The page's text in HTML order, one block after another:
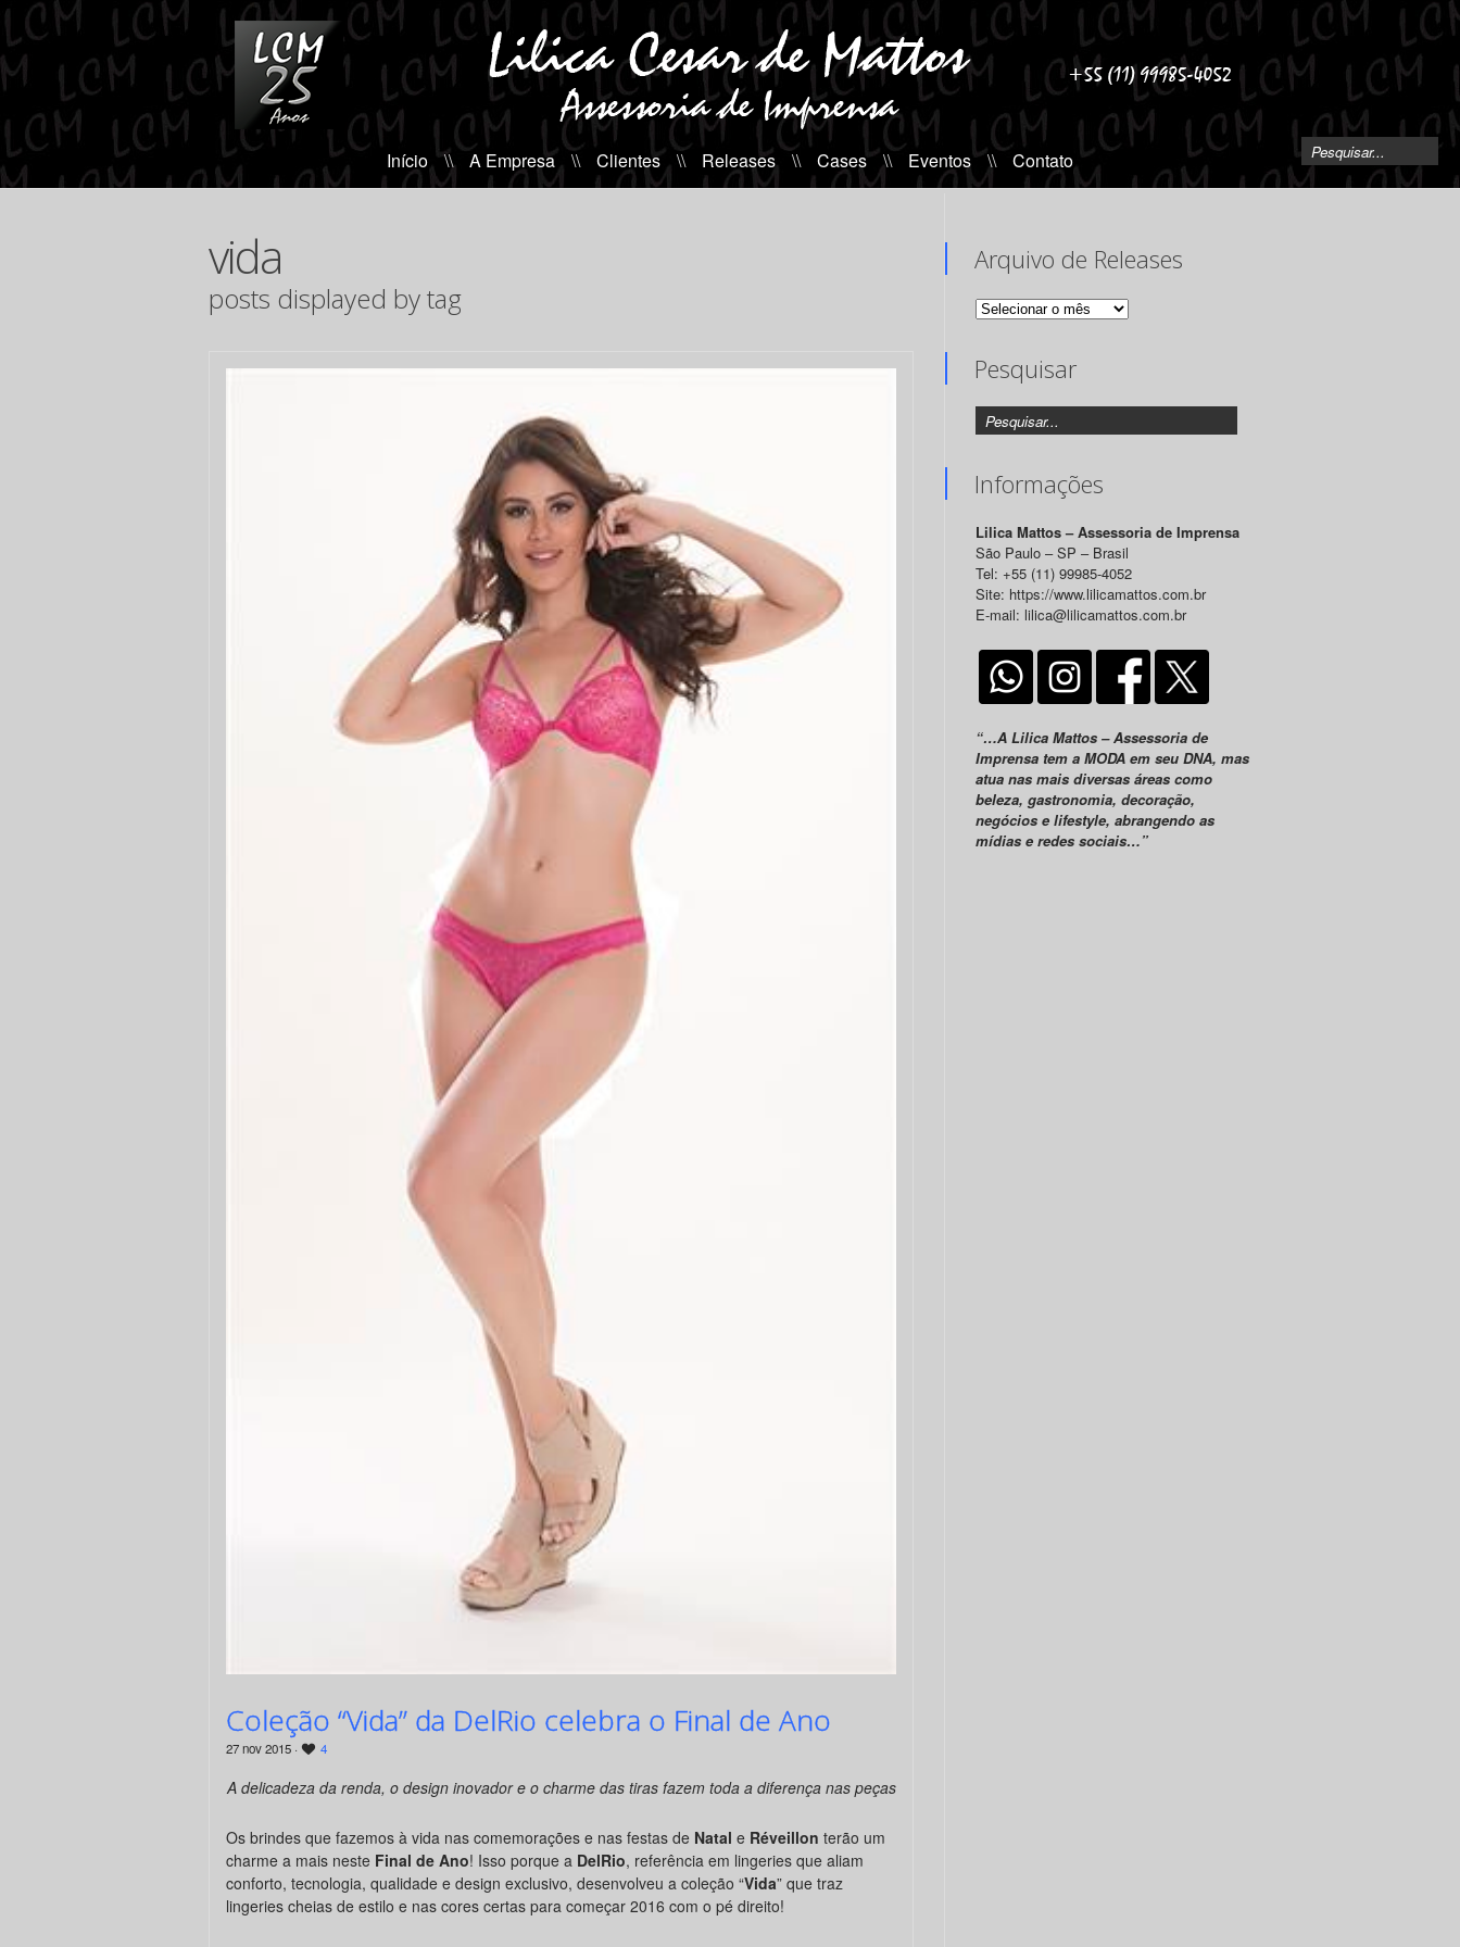
Início \\ A Empresa \\ Clientes \\ Releases \\ Cases \\ Eventos \\ Contato
vida
posts displayed by tag
Coleção “Vida” da DelRio celebra o Final de Ano
27 nov 2015 · 4
A delicadeza da renda, o design inovador e o charme das tiras fazem toda a diferença nas peças
Os brindes que fazemos à vida nas comemorações e nas festas de Natal e Réveillon terão um
charme a mais neste Final de Ano! Isso porque a DelRio, referência em lingeries que aliam
conforto, tecnologia, qualidade e design exclusivo, desenvolveu a coleção “Vida” que traz
lingeries cheias de estilo e nas cores certas para começar 2016 com o pé direito!
Arquivo de Releases
Arquivo
Pesquisar
Informações
Lilica Mattos – Assessoria de Imprensa
São Paulo – SP – Brasil
Tel: +55 (11) 99985-4052
Site: https://www.lilicamattos.com.br
E-mail: lilica@lilicamattos.com.br
“…A Lilica Mattos – Assessoria de
Imprensa tem a MODA em seu DNA, mas
atua nas mais diversas áreas como
beleza, gastronomia, decoração,
negócios e lifestyle, abrangendo as
mídias e redes sociais…”